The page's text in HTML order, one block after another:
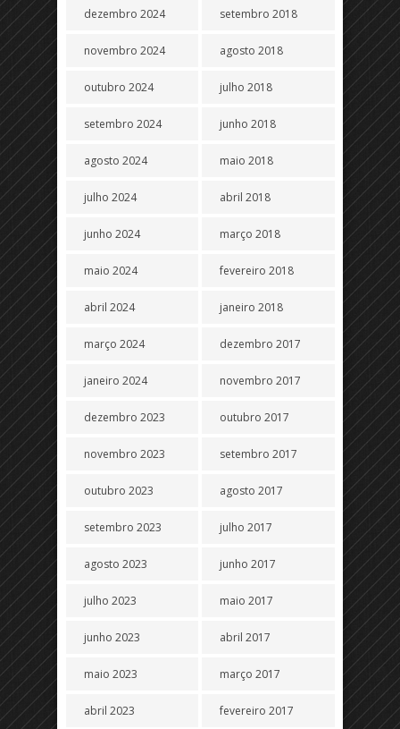
dezembro 2024
novembro 2024
outubro 2024
setembro 2024
agosto 2024
julho 2024
junho 2024
maio 2024
abril 2024
março 2024
janeiro 2024
dezembro 2023
novembro 2023
outubro 2023
setembro 2023
agosto 2023
julho 2023
junho 2023
maio 2023
abril 2023
setembro 2018
agosto 2018
julho 2018
junho 2018
maio 2018
abril 2018
março 2018
fevereiro 2018
janeiro 2018
dezembro 2017
novembro 2017
outubro 2017
setembro 2017
agosto 2017
julho 2017
junho 2017
maio 2017
abril 2017
março 2017
fevereiro 2017